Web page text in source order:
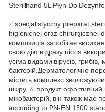
Sterillhand 5L Płyn Do
✅specjalistyczny preparat
higienicnej oraz chirurgicznej
композиція запобігає
свою дію відразу після
усіма видами вірусів, грибів,
бактерій.Дерматологічно
містить комплекс
шкіру, ⭐ продукт ефективний
мікобактерій, він також має
according to PN-EN 1500